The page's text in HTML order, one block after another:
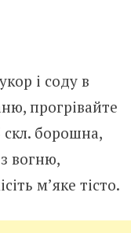
і соду в
прогрівайте
скл. борошна,
вогню,
м’яке тісто.